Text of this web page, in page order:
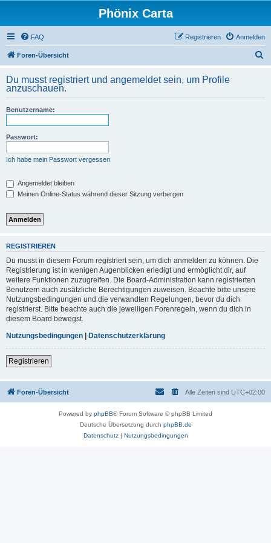
Phönix Carta
FAQ Anmelden
Registrieren
Foren-Übersicht
h
Du musst registriert und angemeldet sein, um Profile
anzuschauen.
Benutzername:
Passwort:
Ich habe mein Passwort vergessen
Angemeldet bleiben
Meinen Online-Status während dieser Sitzung verbergen
REGISTRIEREN
Du musst in diesem Forum registriert sein, um dich anmelden zu können. Die
Registrierung ist in wenigen Augenblicken erledigt und ermöglicht dir, auf
weitere Funktionen zuzugreifen. Die Board-Administration kann registrierten
Benutzern auch zusätzliche Berechtigungen zuweisen. Beachte bitte unsere
Nutzungsbedingungen und die verwandten Regelungen, bevor du dich
registrierst. Bitte beachte auch die jeweiligen Forenregeln, wenn du dich in
diesem Board bewegst.
Nutzungsbedingungen | Datenschutzerklärung
Registrieren
Foren-Übersicht Alle Zeiten sind UTC+02:00
Powered by phpBB® Forum Software © phpBB Limited
Deutsche Übersetzung durch phpBB.de
Datenschutz| Nutzungsbedingungen